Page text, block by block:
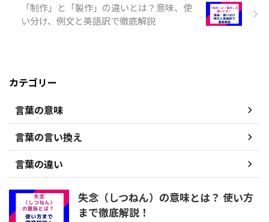
「制作」と「製作」の違いとは？意味、使
い分け、例文と英語訳で徹底解説
カテゴリー
言葉の意味
言葉の言い換え
言葉の違い
失念（しつねん）の意味とは？ 使い方
まで徹底解説！